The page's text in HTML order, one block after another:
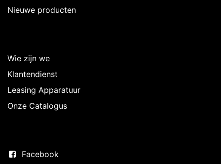
Nieuwe producten
Wie zijn we
Klantendienst
Leasing Apparatuur
Onze Catalogus
Facebook